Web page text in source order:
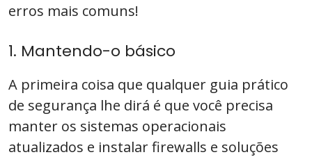
erros mais comuns!
1. Mantendo-o básico
A primeira coisa que qualquer guia prático
de segurança lhe dirá é que você precisa
manter os sistemas operacionais
atualizados e instalar firewalls e soluções